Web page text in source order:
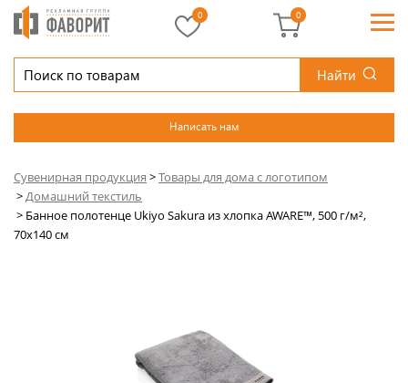
Найти
Написать нам
0 0
Сувенирная продукция >Товары для дома с логотипом
>Домашний текстиль
> Банное полотенце Ukiyo Sakura из хлопка AWARE™, 500 г/м²,
70x140 см